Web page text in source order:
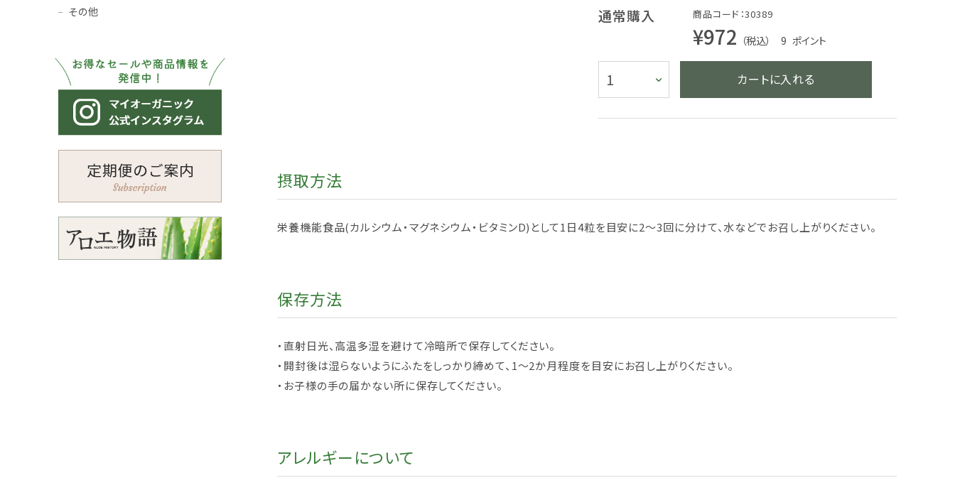
通常購入 商品コード：30389
¥972 （税込） 9 ポイント
カートに入れる
摂取方法
栄養機能食品(カルシウム・マグネシウム・ビタミンD)として1日4粒を目安に2～3回に分けて、水などでお召し上がりください。
保存方法
・直射日光、高温多湿を避けて冷暗所で保存してください。
・開封後は湿らないようにふたをしっかり締めて、1～2か月程度を目安にお召し上がりください。
・お子様の手の届かない所に保存してください。
アレルギーについて
その他